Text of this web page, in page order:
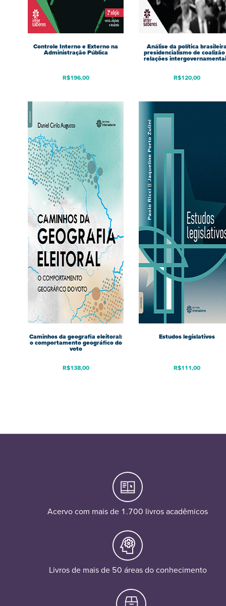
Controle Interno e Externo na
Administração Pública
R$196,00
Análise da política
presidencialismo de coalizão
relações
R$120,00
Caminhos da geografia eleitoral:
o comportamento geográfico do
voto
R$138,00
Estudos legislativos
R$111,00
Acervo com mais de 1.700 livros acadêmicos
Livros de mais de 50 áreas do conhecimento